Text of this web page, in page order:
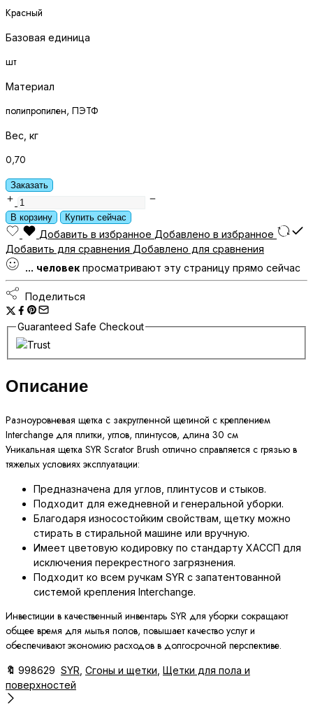
Красный
Базовая единица
шт
Материал
полипропилен, ПЭТФ
Вес, кг
0,70
Заказать
Щетка
разноуровневая
SYR
Scrator
Brush
30см
крепление
Interchange
красная
количество
В корзину Купить сейчас
Добавить в избранное Добавлено в избранное
Добавить для сравнения Добавлено для сравнения
... человек просматривают эту страницу прямо сейчас
Поделиться
Guaranteed Safe Checkout
Описание
Разноуровневая щетка с закругленной щетиной с креплением
Interchange для плитки, углов, плинтусов, длина 30 см
Уникальная щетка SYR Scrator Brush отлично справляется с грязью в
тяжелых условиях эксплуатации:
Предназначена для углов, плинтусов и стыков.
Подходит для ежедневной и генеральной уборки.
Благодаря износостойким свойствам, щетку можно
стирать в стиральной машине или вручную.
Имеет цветовую кодировку по стандарту ХАССП для
исключения перекрестного загрязнения.
Подходит ко всем ручкам SYR с запатентованной
системой крепления Interchange.
Инвестиции в качественный инвентарь SYR для уборки сокращают
общее время для мытья полов, повышает качество услуг и
обеспечивают экономию расходов в долгосрочной перспективе.
🔖 998629 SYR Сгоны и щетки Щетки для пола и
поверхностей